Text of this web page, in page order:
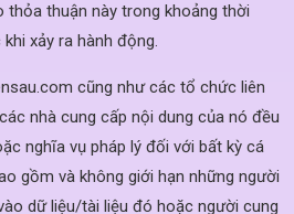
thuận này trong khoảng thời
xảy ra hành động.
cũng như các tổ chức liên
nhà cung cấp nội dung của nó đều
nghĩa vụ pháp lý đối với bất kỳ cá
gồm và không giới hạn những người
dữ liệu/tài liệu đó hoặc người cung